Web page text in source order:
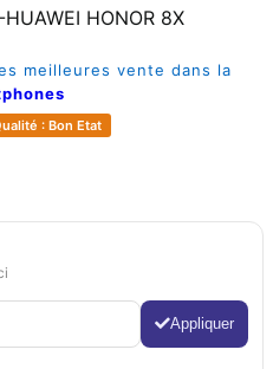
HONOR 8X
meilleures vente dans la
: Bon Etat
Appliquer